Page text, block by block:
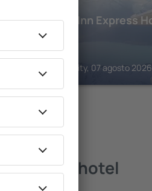
Holiday Inn Express
IHG
572€
Neptune City, 07 agosto
i migliori hotel